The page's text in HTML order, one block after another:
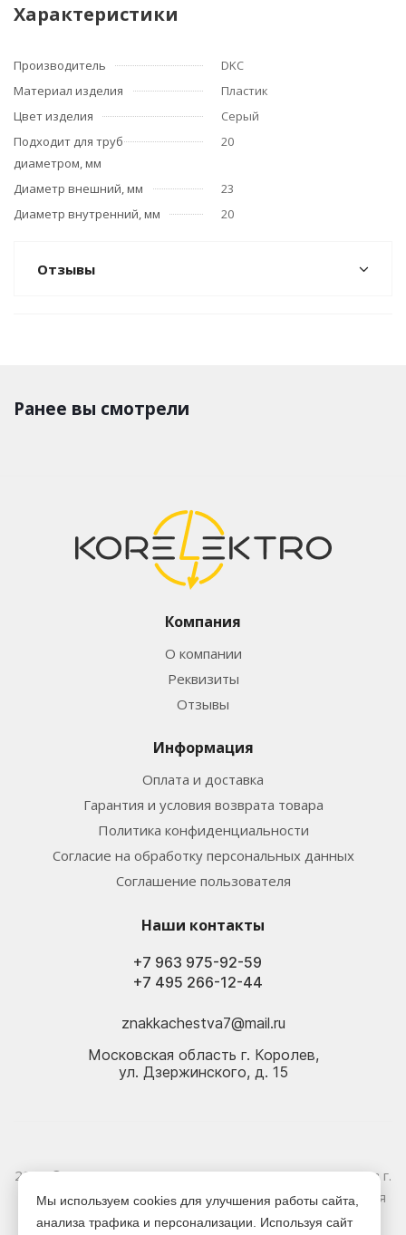
Характеристики
Производитель
DKC
Материал изделия
Пластик
Цвет изделия
Серый
Подходит для труб
диаметром, мм
20
Диаметр внешний, мм
23
Диаметр внутренний, мм
20
Отзывы
Ранее вы смотрели
Компания
О компании
Реквизиты
Отзывы
Информация
Оплата и доставка
Гарантия и условия возврата товара
Политика конфиденциальности
Согласие на обработку персональных данных
Соглашение пользователя
Наши контакты
+7 495 266-12-44
+7 963 975-92-59
znakkachestva7@mail.ru
Московская область г. Королев,
ул. Дзержинского, д. 15
2026 © Электрика оптом и в розницу - Магазин-склад в г.
Королёв. Информация, указанная на сайте, не является
публичной офертой.
Мы используем cookies для улучшения работы сайта,
анализа трафика и персонализации. Используя сайт